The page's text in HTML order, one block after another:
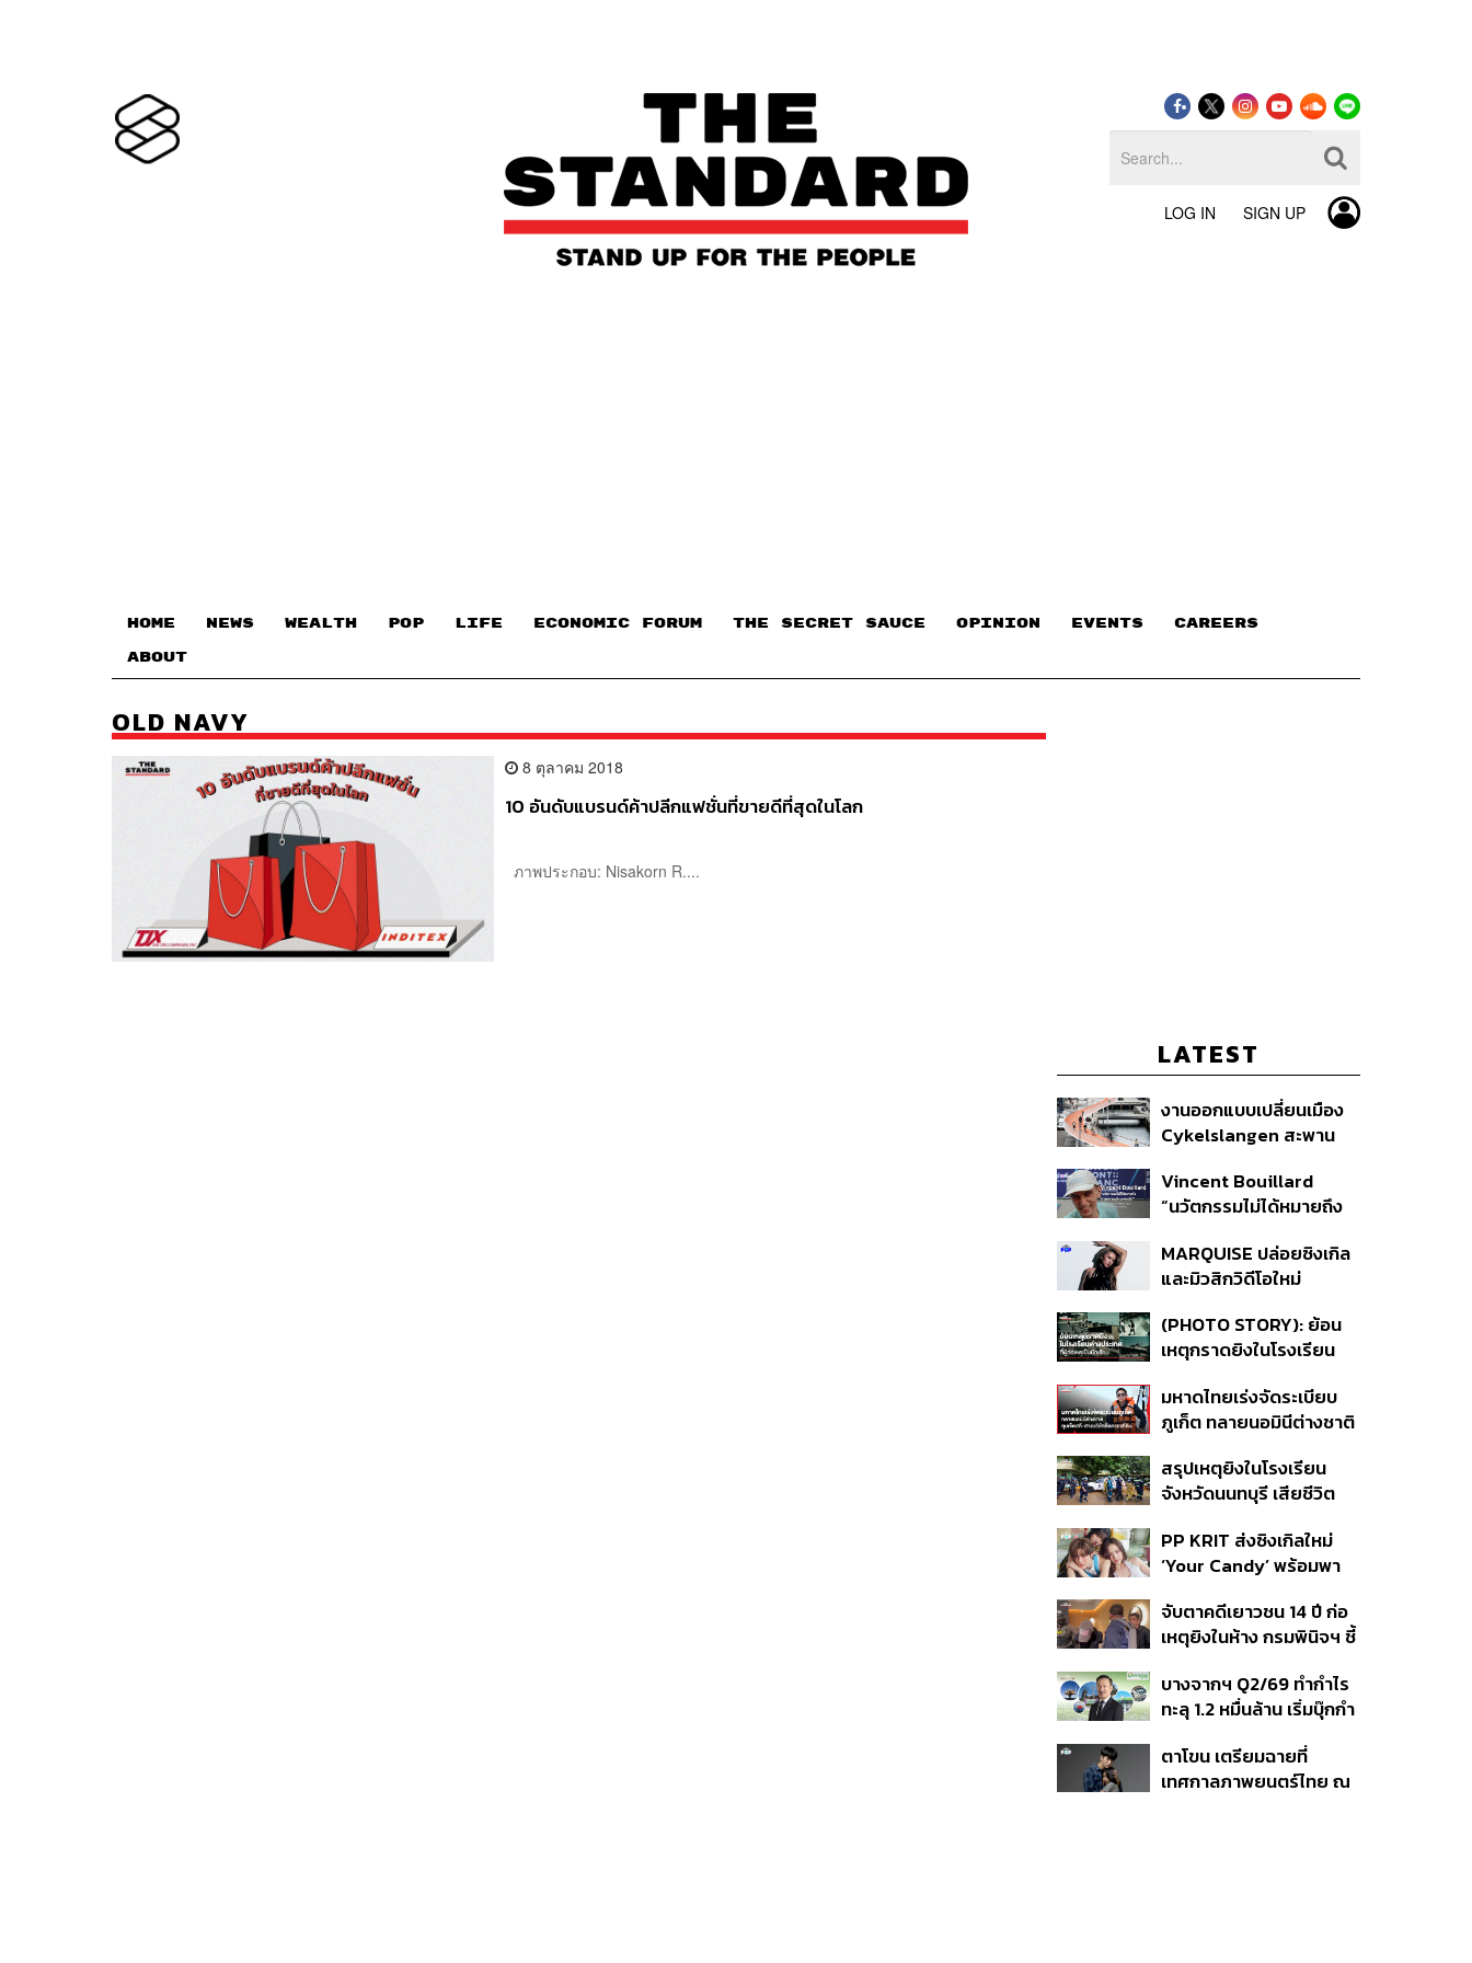
LOG IN SIGN UP
HOME NEWS WEALTH POP LIFE ECONOMIC FORUM THE SECRET SAUCE​ OPINION EVENTS CAREERS
ABOUT
OLD NAVY
8 ตุลาคม 2018
10 อันดับแบรนด์ค้าปลีกแฟชั่นที่ขายดีที่สุดในโลก
ภาพประกอบ: Nisakorn R....
LATEST
งานออกแบบเปลี่ยนเมือง
Cykelslangen สะพาน
โคเปนเฮเกน ทางสัญจร
ของเมืองที่น่าอยู่
Vincent Bouillard
“นวัตกรรมไม่ได้หมายถึง
MARQUISE ปล่อยซิงเกิล
และมิวสิกวิดีโอใหม่
สัมพันธ์สุด Toxic
(PHOTO STORY): ย้อน
เหตุกราดยิงในโรงเรียน
นักเรียน
มหาดไทยเร่งจัดระเบียบ
ภูเก็ต ทลายนอมินีต่างชาติ
ที่ดิน เคลียร์ใบอนุญาต
โรงแรมค้าง 7 ปี
สรุปเหตุยิงในโรงเรียน
จังหวัดนนทบุรี เสียชีวิต
ปมค้นประวัติคดีกราดยิงที่
สหรัฐฯ
PP KRIT ส่งซิงเกิลใหม่
‘Your Candy’ พร้อมพา
สิกวิดีโอ
จับตาคดีเยาวชน 14 ปี ก่อ
เหตุยิงในห้าง กรมพินิจฯ ชี้
เนื่อง ประเมินปล่อยตัว
บางจากฯ Q2/69 ทำกำไร
ทะลุ 1.2 หมื่นล้าน เริ่มบุ๊กกำ
แรก หนุนรายได้ครึ่งปีทะลุ
3.2 แสนล้าน
ตาโขน เตรียมฉายที่
เทศกาลภาพยนตร์ไทย ณ